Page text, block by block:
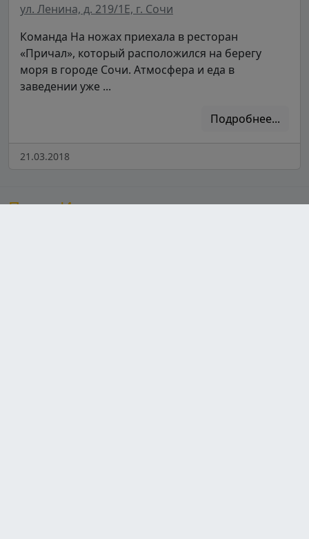
ул. Ленина, д. 219/1Е, г. Сочи
Команда На ножах приехала в ресторан
«Причал», который расположился на берегу
моря в городе Сочи. Атмосфера и еда в
заведении уже ...
Подробнее...
21.03.2018
После Ивлева